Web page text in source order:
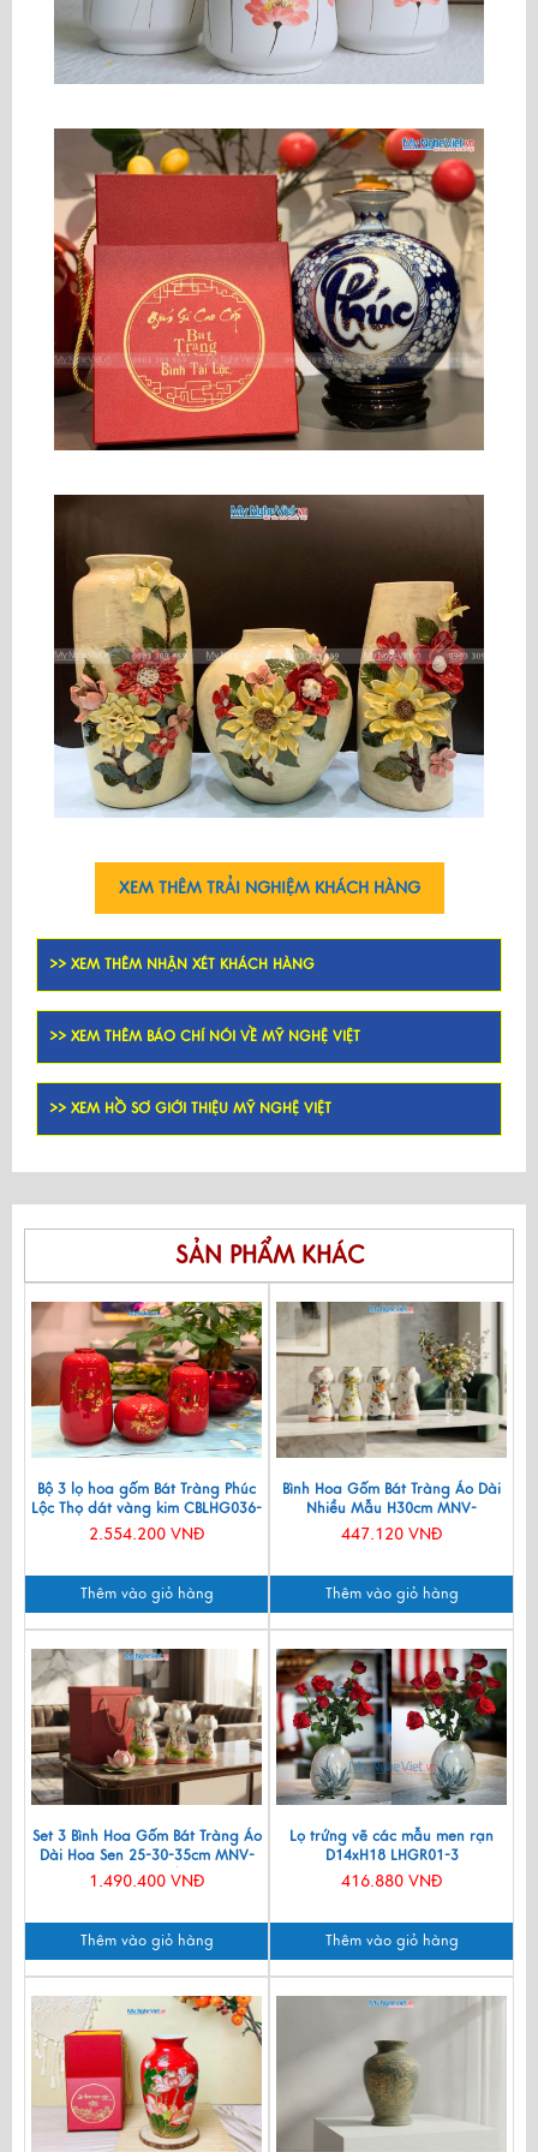
XEM THÊM TRẢI NGHIỆM KHÁCH HÀNG
>> XEM THÊM NHẬN XÉT KHÁCH HÀNG
>> XEM THÊM BÁO CHÍ NÓI VỀ MỸ NGHỆ VIỆT
>> XEM HỒ SƠ GIỚI THIỆU MỸ NGHỆ VIỆT
SẢN PHẨM KHÁC
Bộ 3 lọ hoa gốm Bát Tràng Phúc
Lộc Thọ dát vàng kim CBLHG036-
2
2.554.200 VNĐ
Thêm vào giỏ hàng
Bình Hoa Gốm Bát Tràng Áo Dài
Nhiều Mẫu H30cm MNV-
LHGLH03
447.120 VNĐ
Thêm vào giỏ hàng
Set 3 Bình Hoa Gốm Bát Tràng Áo
Dài Hoa Sen 25-30-35cm MNV-
LHGLH03/5
1.490.400 VNĐ
Thêm vào giỏ hàng
Lọ trứng vẽ các mẫu men rạn
D14xH18 LHGR01-3
416.880 VNĐ
Thêm vào giỏ hàng